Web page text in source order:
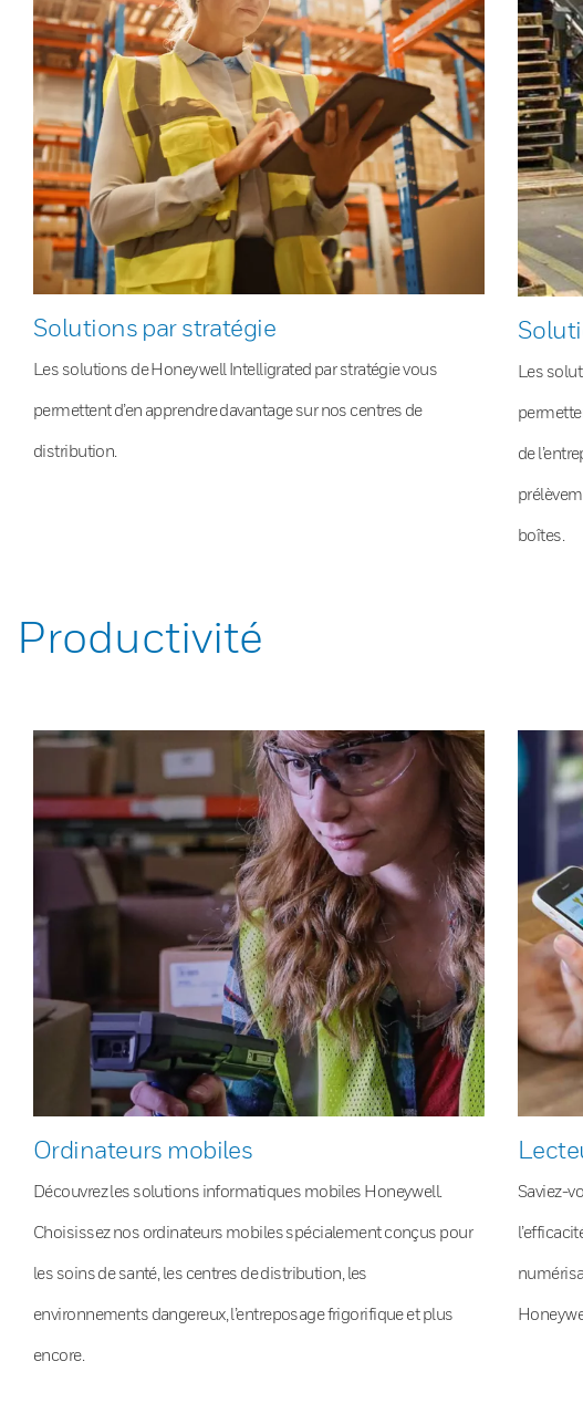
Solutions par stratégie
Les solutions de Honeywell Intelligrated par stratégie vous
permettent d’en apprendre davantage sur nos centres de
distribution.
Les
de
boîtes.
Productivité
Ordinateurs mobiles
Découvrez les solutions informatiques mobiles Honeywell.
Choisissez nos ordinateurs mobiles spécialement conçus pour
les soins de santé, les centres de distribution, les
environnements dangereux, l’entreposage frigorifique et plus
encore.
Saviez-